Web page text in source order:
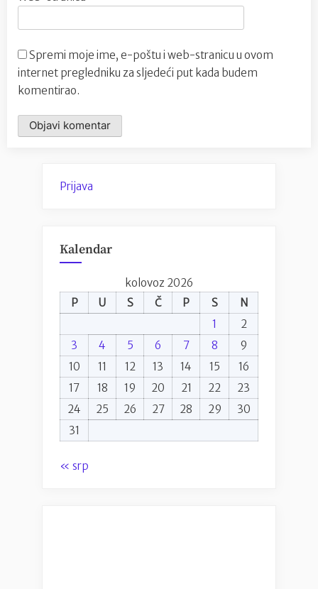
Spremi moje ime, e-poštu i web-stranicu u ovom
internet pregledniku za sljedeći put kada budem
komentirao.
Prijava
Kalendar
kolovoz 2026
P
U S Č P S
N
1
2
3
4 5 6 7 8
9
10
11 12 13 14 15
16
17
18 19 20 21 22
23
24
25 26 27 28 29
30
31
« srp